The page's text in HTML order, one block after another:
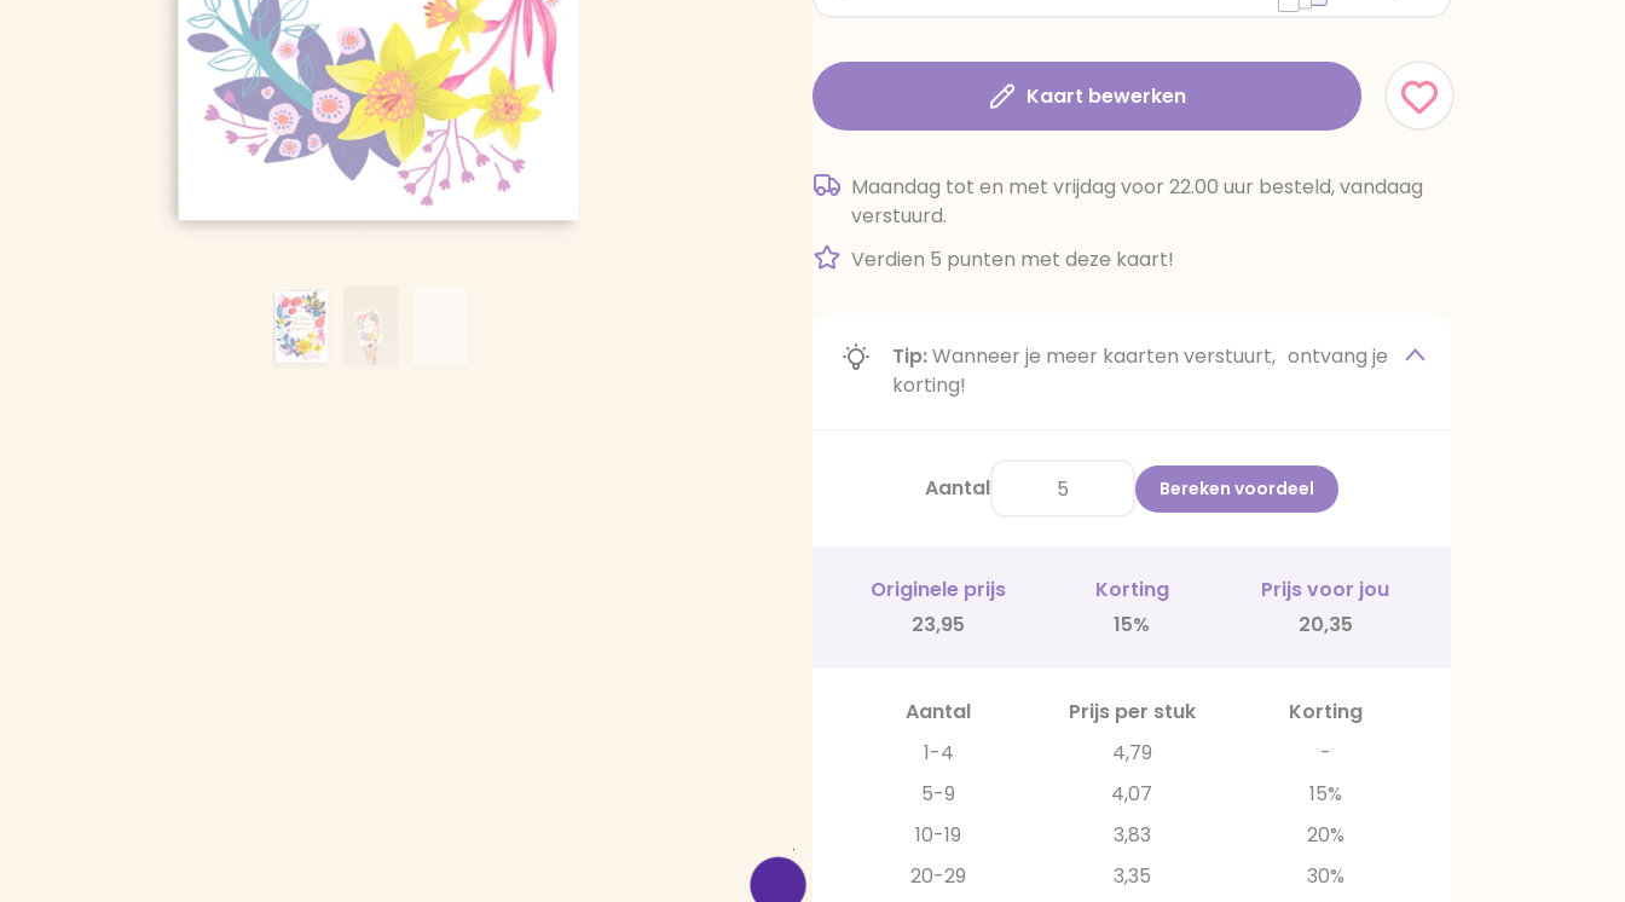
Kaart bewerken
Maandag tot en met vrijdag voor 22.00 uur besteld, vandaag
verstuurd.
Verdien 5 punten met deze kaart!
Tip:Wanneer je meer kaarten verstuurt, ontvang je
korting!
Aantal Bereken voordeel
Originele prijs Korting
Prijs voor jou
23,95
15% 20,35
Aantal Prijs per stuk
Korting
1-4
4,79
-
5-9
4,07
15%
10-19
3,83
20%
20-29
3,35
30%